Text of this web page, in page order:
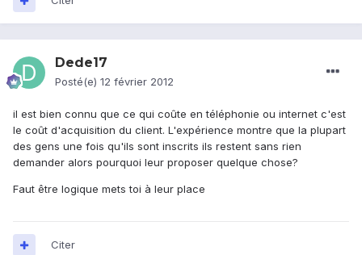
Dede17
Posté(e) 12 février 2012
il est bien connu que ce qui coûte en téléphonie ou internet c'est
le coût d'acquisition du client. L'expérience montre que la plupart
des gens une fois qu'ils sont inscrits ils restent sans rien
demander alors pourquoi leur proposer quelque chose?
Faut être logique mets toi à leur place
Citer